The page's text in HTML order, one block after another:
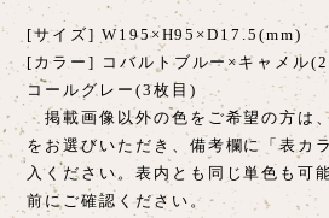
[サイズ] W195×H95×D17.5(mm)
[カラー] コバルトブルー×キャメル
コールグレー(3枚目)
掲載画像以外の色をご希望の方は
をお選びいただき、備考欄に「表カ
入ください。表内とも同じ単色も可
前にご確認ください。